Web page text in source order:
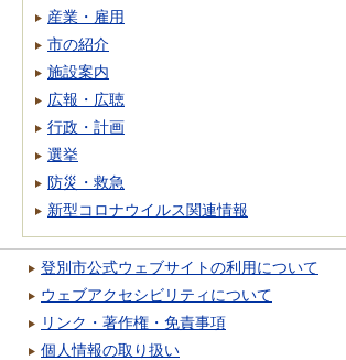
産業・雇用
市の紹介
施設案内
広報・広聴
行政・計画
選挙
防災・救急
新型コロナウイルス関連情報
登別市公式ウェブサイトの利用について
ウェブアクセシビリティについて
リンク・著作権・免責事項
個人情報の取り扱い